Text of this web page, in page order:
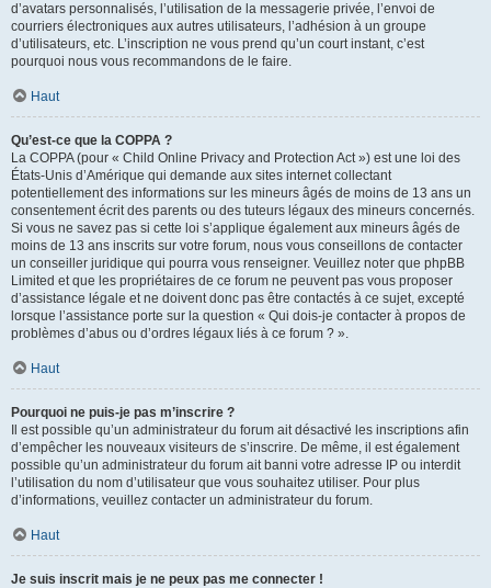
d’avatars personnalisés, l’utilisation de la messagerie privée, l’envoi de
courriers électroniques aux autres utilisateurs, l’adhésion à un groupe
d’utilisateurs, etc. L’inscription ne vous prend qu’un court instant, c’est
pourquoi nous vous recommandons de le faire.
Haut
Qu’est-ce que la COPPA ?
La COPPA (pour « Child Online Privacy and Protection Act ») est une loi des
États-Unis d’Amérique qui demande aux sites internet collectant
potentiellement des informations sur les mineurs âgés de moins de 13 ans un
consentement écrit des parents ou des tuteurs légaux des mineurs concernés.
Si vous ne savez pas si cette loi s’applique également aux mineurs âgés de
moins de 13 ans inscrits sur votre forum, nous vous conseillons de contacter
un conseiller juridique qui pourra vous renseigner. Veuillez noter que phpBB
Limited et que les propriétaires de ce forum ne peuvent pas vous proposer
d’assistance légale et ne doivent donc pas être contactés à ce sujet, excepté
lorsque l’assistance porte sur la question « Qui dois-je contacter à propos de
problèmes d’abus ou d’ordres légaux liés à ce forum ? ».
Haut
Pourquoi ne puis-je pas m’inscrire ?
Il est possible qu’un administrateur du forum ait désactivé les inscriptions afin
d’empêcher les nouveaux visiteurs de s’inscrire. De même, il est également
possible qu’un administrateur du forum ait banni votre adresse IP ou interdit
l’utilisation du nom d’utilisateur que vous souhaitez utiliser. Pour plus
d’informations, veuillez contacter un administrateur du forum.
Haut
Je suis inscrit mais je ne peux pas me connecter !